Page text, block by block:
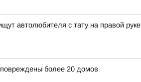
автолюбителя с тату на правой руке
более 20 домов